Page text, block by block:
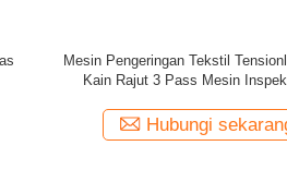
Kain Kapasitas Jumbo
Pengeringan Tekstil Untuk Kain
Hubungi